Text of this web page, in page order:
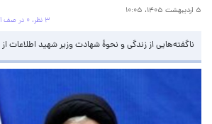
۵ اردیبهشت ۱۴۰۵، ۱۰:۰۵
۳ نظر، ۰ در صف انتشار و ۲ تکراری یا غیرقابل انتشار
ناگفته‌هایی از زندگی و نحوهٔ شهادت وزیر شهید اطلاعات